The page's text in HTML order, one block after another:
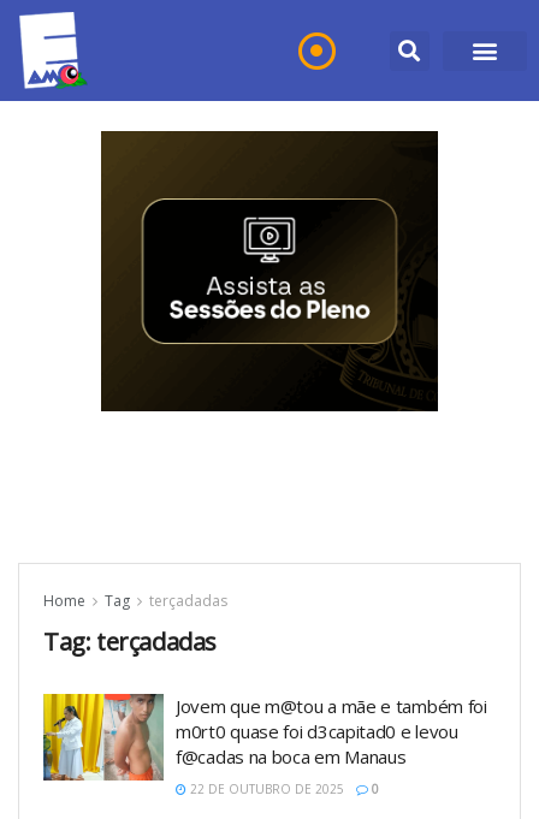
Home Tag terçadadas
Tag: terçadadas
Jovem que m@tou a mãe e também foi
m0rt0 quase foi d3capitad0 e levou
f@cadas na boca em Manaus
22 DE OUTUBRO DE 2025 0